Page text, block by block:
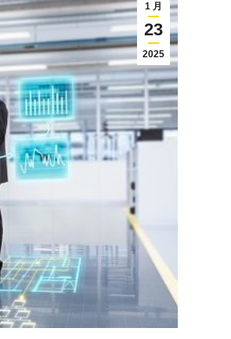
1 月
23
2025